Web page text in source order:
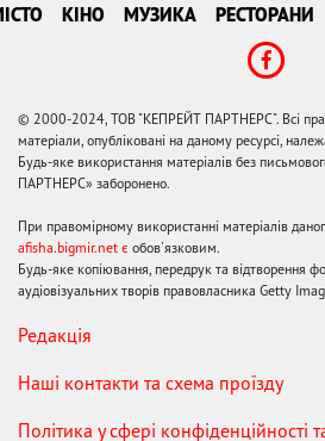
КІНО МУЗИКА РЕСТОРАНИ
© 2000-2024, ТОВ "КЕПРЕЙТ ПАРТНЕРС". Всі
матеріали, опубліковані на даному ресурсі,
Будь-яке використання матеріалів без
ПАРТНЕРС» заборонено.
При правомірному використанні матеріалів
afisha.bigmir.net є обов'язковим.
Будь-яке копіювання, передрук та відтворення
аудіовізуальних творів правовласника Getty
Редакція
Наші контакти та схема проїзду
Політика у сфері конфіденційності